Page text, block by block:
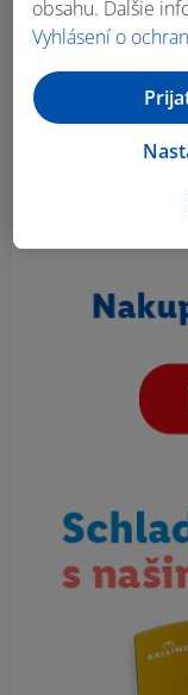
obsahu. Ďalšie
Vyhlásení o